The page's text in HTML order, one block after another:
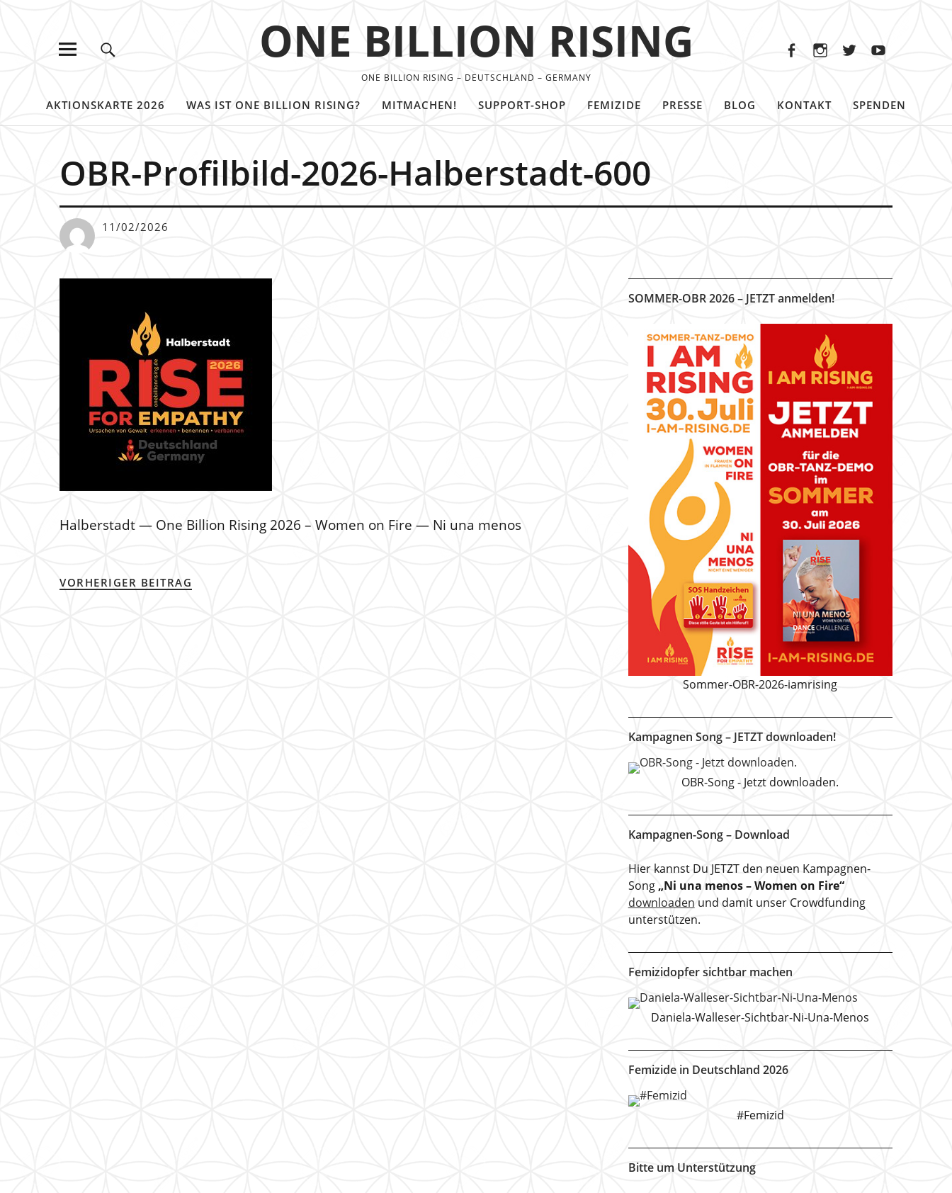
ONE BILLION RISING
ONE BILLION RISING – DEUTSCHLAND – GERMANY
AKTIONSKARTE 2026 WAS IST ONE BILLION RISING? MITMACHEN! SUPPORT-SHOP FEMIZIDE PRESSE BLOG KONTAKT SPENDEN
OBR-Profilbild-2026-Halberstadt-600
11/02/2026
Halberstadt — One Billion Rising 2026 – Women on Fire — Ni una menos
VORHERIGER BEITRAG
SOMMER-OBR 2026 – JETZT anmelden!
Sommer-OBR-2026-iamrising
Kampagnen Song – JETZT downloaden!
OBR-Song - Jetzt downloaden.
Kampagnen-Song – Download
Hier kannst Du JETZT den neuen Kampagnen-
Song„Ni una menos – Women on Fire“
downloaden und damit unser Crowdfunding
unterstützen.
Femizidopfer sichtbar machen
Daniela-Walleser-Sichtbar-Ni-Una-Menos
Femizide in Deutschland 2026
#Femizid
Bitte um Unterstützung